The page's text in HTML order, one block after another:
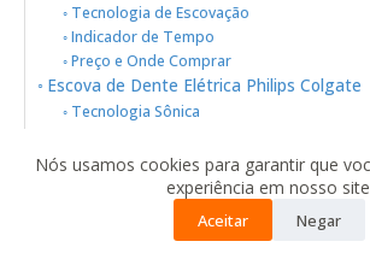
Nós usamos cookies para garantir que
experiência em nosso
Aceitar Negar
Tecnologia de Escovação
Indicador de Tempo
Preço e Onde Comprar
Escova de Dente Elétrica Philips Colgate
Tecnologia Sônica
Preço e Onde Comprar
Qual é a diferença entre uma escova de